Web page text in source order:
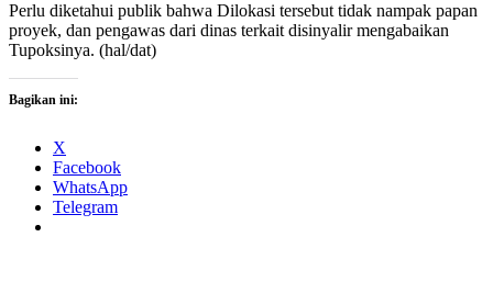
Perlu diketahui publik bahwa Dilokasi tersebut tidak nampak papan
proyek, dan pengawas dari dinas terkait disinyalir mengabaikan
Tupoksinya. (hal/dat)
Bagikan ini:
X
Facebook
WhatsApp
Telegram